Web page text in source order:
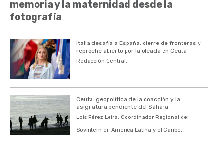
memoria y la maternidad desde la
fotografía
Italia desafía a España: cierre de fronteras y
reproche abierto por la oleada en Ceuta
Redacción Central.
Ceuta: geopolítica de la coacción y la
asignatura pendiente del Sáhara
Lois Pérez Leira. Coordinador Regional del
Sovintern en América Latina y el Caribe.